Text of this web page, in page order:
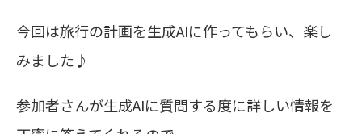
今回は旅行の計画を生成AIに作ってもらい、楽し
みました♪
参加者さんが生成AIに質問する度に詳しい情報を